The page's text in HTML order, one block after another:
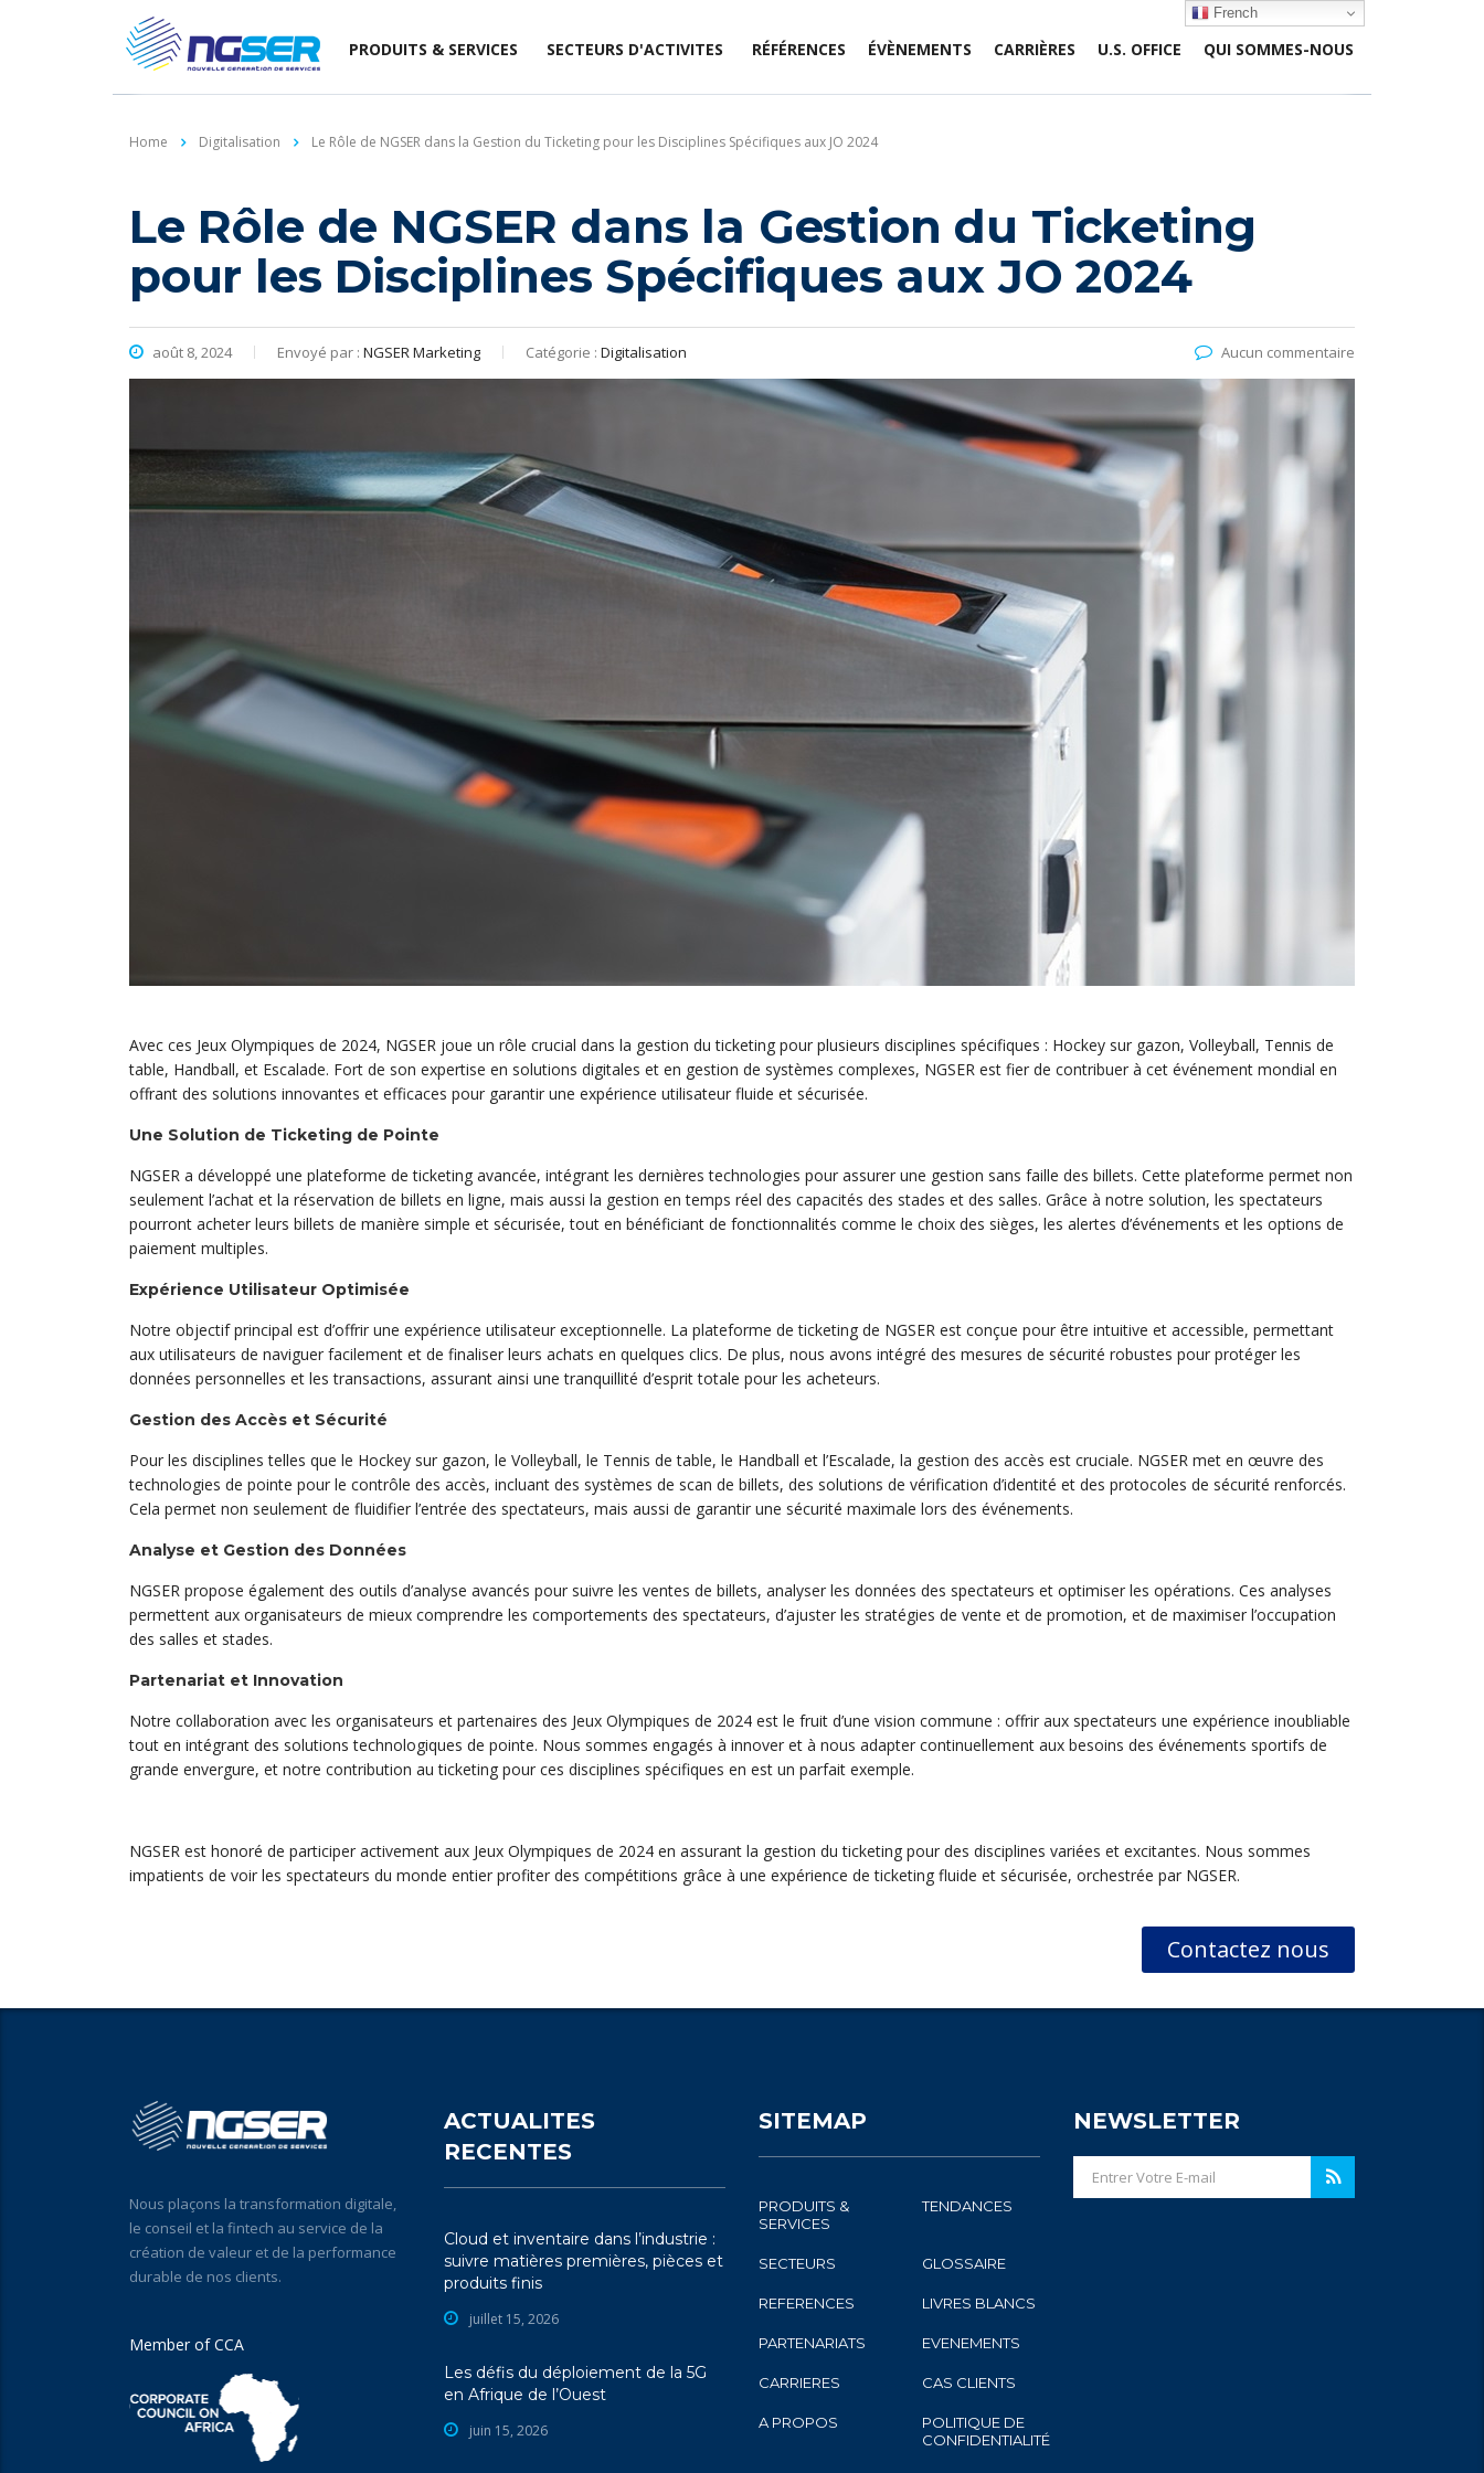
PRODUITS & SERVICES SECTEURS D'ACTIVITES RÉFÉRENCES ÉVÈNEMENTS CARRIÈRES U.S. OFFICE QUI SOMMES-NOUS
Home Digitalisation Le Rôle de NGSER dans la Gestion du Ticketing pour les Disciplines Spécifiques aux JO 2024
Le Rôle de NGSER dans la Gestion du Ticketing
pour les Disciplines Spécifiques aux JO 2024
août 8, 2024 Envoyé par : NGSER Marketing Catégorie : Digitalisation Aucun commentaire
Avec ces Jeux Olympiques de 2024, NGSER joue un rôle crucial dans la gestion du ticketing pour plusieurs disciplines spécifiques : Hockey sur gazon, Volleyball, Tennis de
table, Handball, et Escalade. Fort de son expertise en solutions digitales et en gestion de systèmes complexes, NGSER est fier de contribuer à cet événement mondial en
offrant des solutions innovantes et efficaces pour garantir une expérience utilisateur fluide et sécurisée.
Une Solution de Ticketing de Pointe
NGSER a développé une plateforme de ticketing avancée, intégrant les dernières technologies pour assurer une gestion sans faille des billets. Cette plateforme permet non
seulement l’achat et la réservation de billets en ligne, mais aussi la gestion en temps réel des capacités des stades et des salles. Grâce à notre solution, les spectateurs
pourront acheter leurs billets de manière simple et sécurisée, tout en bénéficiant de fonctionnalités comme le choix des sièges, les alertes d’événements et les options de
paiement multiples.
Expérience Utilisateur Optimisée
Notre objectif principal est d’offrir une expérience utilisateur exceptionnelle. La plateforme de ticketing de NGSER est conçue pour être intuitive et accessible, permettant
aux utilisateurs de naviguer facilement et de finaliser leurs achats en quelques clics. De plus, nous avons intégré des mesures de sécurité robustes pour protéger les
données personnelles et les transactions, assurant ainsi une tranquillité d’esprit totale pour les acheteurs.
Gestion des Accès et Sécurité
Pour les disciplines telles que le Hockey sur gazon, le Volleyball, le Tennis de table, le Handball et l’Escalade, la gestion des accès est cruciale. NGSER met en œuvre des
technologies de pointe pour le contrôle des accès, incluant des systèmes de scan de billets, des solutions de vérification d’identité et des protocoles de sécurité renforcés.
Cela permet non seulement de fluidifier l’entrée des spectateurs, mais aussi de garantir une sécurité maximale lors des événements.
Analyse et Gestion des Données
NGSER propose également des outils d’analyse avancés pour suivre les ventes de billets, analyser les données des spectateurs et optimiser les opérations. Ces analyses
permettent aux organisateurs de mieux comprendre les comportements des spectateurs, d’ajuster les stratégies de vente et de promotion, et de maximiser l’occupation
des salles et stades.
Partenariat et Innovation
Notre collaboration avec les organisateurs et partenaires des Jeux Olympiques de 2024 est le fruit d’une vision commune : offrir aux spectateurs une expérience inoubliable
tout en intégrant des solutions technologiques de pointe. Nous sommes engagés à innover et à nous adapter continuellement aux besoins des événements sportifs de
grande envergure, et notre contribution au ticketing pour ces disciplines spécifiques en est un parfait exemple.
NGSER est honoré de participer activement aux Jeux Olympiques de 2024 en assurant la gestion du ticketing pour des disciplines variées et excitantes. Nous sommes
impatients de voir les spectateurs du monde entier profiter des compétitions grâce à une expérience de ticketing fluide et sécurisée, orchestrée par NGSER.
Contactez nous
Nous plaçons la transformation digitale,
le conseil et la fintech au service de la
création de valeur et de la performance
durable de nos clients.
Member of CCA
ACTUALITES
RECENTES
Cloud et inventaire dans l’industrie :
suivre matières premières, pièces et
produits finis
juillet 15, 2026
Les défis du déploiement de la 5G
en Afrique de l’Ouest
juin 15, 2026
SITEMAP
PRODUITS &
SERVICES
TENDANCES
SECTEURS GLOSSAIRE
REFERENCES LIVRES BLANCS
PARTENARIATS EVENEMENTS
CARRIERES CAS CLIENTS
A PROPOS
POLITIQUE DE
CONFIDENTIALITÉ
NEWSLETTER
French